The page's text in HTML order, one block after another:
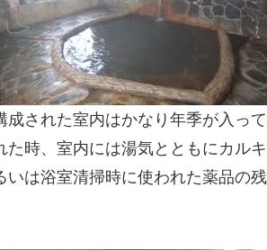
された室内はかなり年季が入っ
時、室内には湯気とともにカル
は浴室清掃時に使われた薬品の